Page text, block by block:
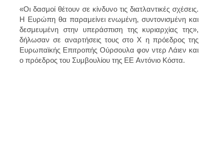
«Οι δασμοί θέτουν σε κίνδυνο τις διατλαντικές σχέσεις.
Η Ευρώπη θα παραμείνει ενωμένη, συντονισμένη και
δεσμευμένη στην υπεράσπιση της κυριαρχίας της»,
δήλωσαν σε αναρτήσεις τους στο X η πρόεδρος της
Ευρωπαϊκής Επιτροπής Ούρσουλα φον ντερ Λάιεν και
ο πρόεδρος του Συμβουλίου της ΕΕ Αντόνιο Κόστα.